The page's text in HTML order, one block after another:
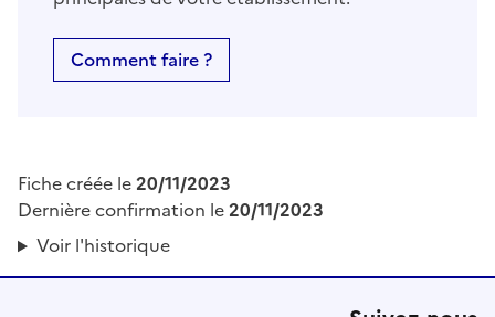
Comment faire ?
Fiche créée le20/11/2023
Dernière confirmation le20/11/2023
Voir l'historique